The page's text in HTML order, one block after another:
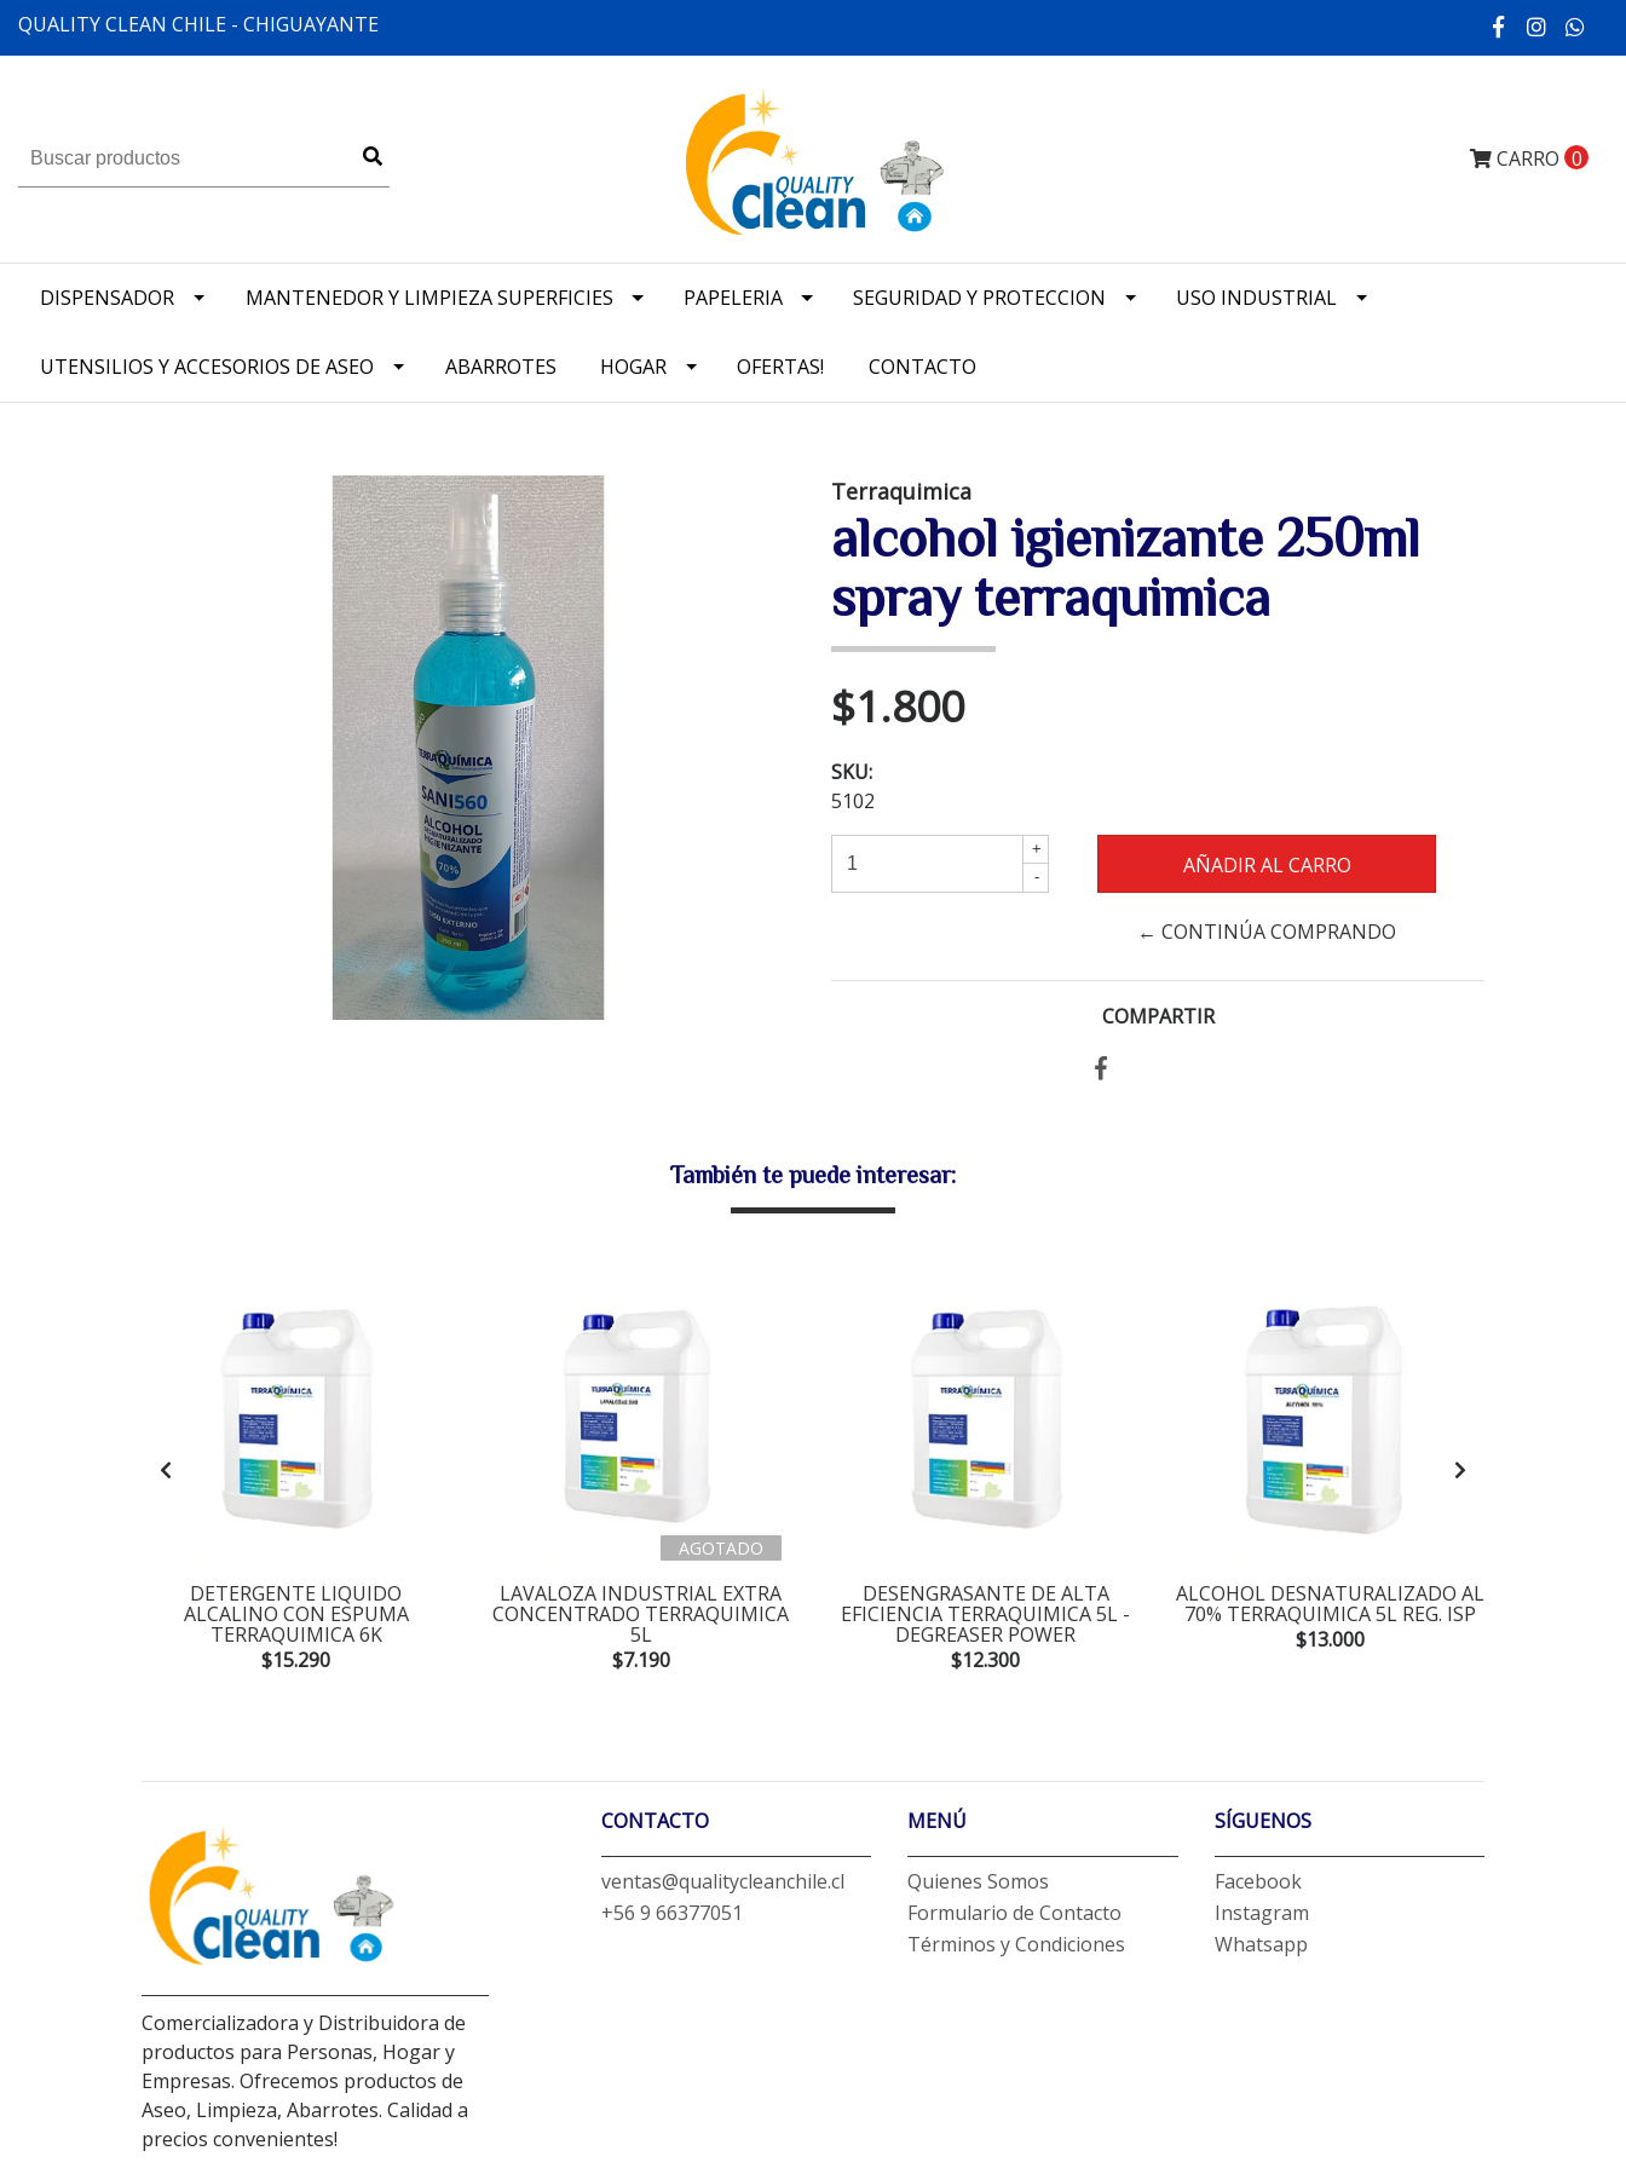
QUALITY CLEAN CHILE - CHIGUAYANTE
CARRO 0
DISPENSADOR MANTENEDOR Y LIMPIEZA SUPERFICIES PAPELERIA SEGURIDAD Y PROTECCION USO INDUSTRIAL
UTENSILIOS Y ACCESORIOS DE ASEO ABARROTES HOGAR OFERTAS! CONTACTO
Terraquimica
alcohol igienizante 250ml
spray terraquimica
$1.800
SKU:
5102
+
-
← CONTINÚA COMPRANDO
COMPARTIR
También te puede interesar:
DETERGENTE LIQUIDO
ALCALINO CON ESPUMA
TERRAQUIMICA 6K
$15.290
AGOTADO
LAVALOZA INDUSTRIAL EXTRA
CONCENTRADO TERRAQUIMICA
5L
$7.190
DESENGRASANTE DE ALTA
EFICIENCIA TERRAQUIMICA 5L -
DEGREASER POWER
$12.300
ALCOHOL DESNATURALIZADO AL
70% TERRAQUIMICA 5L REG. ISP
$13.000
Comercializadora y Distribuidora de
productos para Personas, Hogar y
Empresas. Ofrecemos productos de
Aseo, Limpieza, Abarrotes. Calidad a
precios convenientes!
CONTACTO
ventas@qualitycleanchile.cl
+56 9 66377051
MENÚ
Quienes Somos
Formulario de Contacto
Términos y Condiciones
SÍGUENOS
Facebook
Instagram
Whatsapp